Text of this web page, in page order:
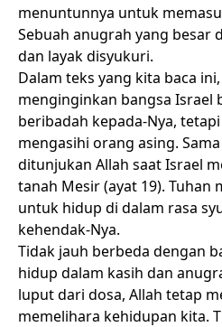
menuntunnya untuk
Sebuah anugrah yang besar
dan layak disyukuri.
Dalam teks yang kita baca
menginginkan bangsa Israel
beribadah kepada-Nya,
mengasihi orang asing.
ditunjukan Allah saat Israel
tanah Mesir (ayat 19). Tuhan
untuk hidup di dalam rasa
kehendak-Nya.
Tidak jauh berbeda dengan
hidup dalam kasih dan
luput dari dosa, Allah tetap
memelihara kehidupan kita.